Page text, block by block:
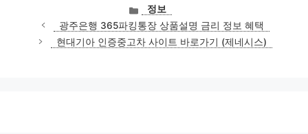
카
테
고
리
정보
광주은행 365파킹통장 상품설명 금리 정보 혜택
현대기아 인증중고차 사이트 바로가기 (제네시스)